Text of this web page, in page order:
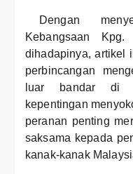
Dengan
Kebangsaan
dihadapinya, artikel
perbincangan
luar bandar di
kepentingan
peranan penting
saksama kepada
kanak-kanak